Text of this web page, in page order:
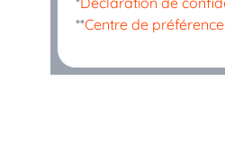
**Centre de